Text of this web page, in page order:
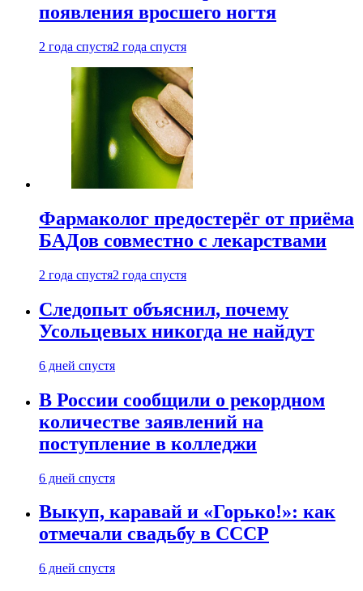
появления вросшего ногтя
2 года спустя2 года спустя
Фармаколог предостерёг от приёма
БАДов совместно с лекарствами
2 года спустя2 года спустя
Следопыт объяснил, почему
Усольцевых никогда не найдут
6 дней спустя
В России сообщили о рекордном
количестве заявлений на
поступление в колледжи
6 дней спустя
Выкуп, каравай и «Горько!»: как
отмечали свадьбу в СССР
6 дней спустя